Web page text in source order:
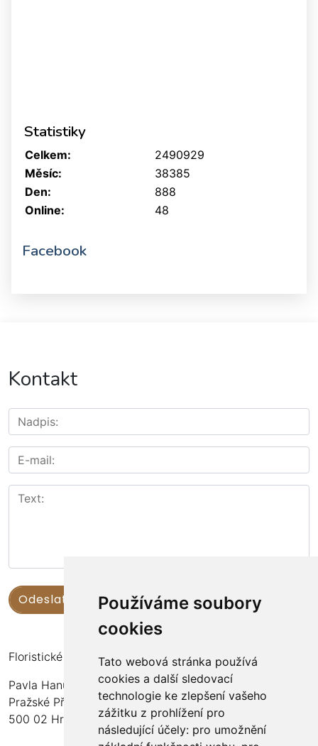
Používáme soubory
cookies
Tato webová stránka používá
cookies a další sledovací
technologie ke zlepšení vašeho
zážitku z prohlížení pro
následující účely: pro umožnění
Statistiky
Online: 48
Celkem:
2490929
Měsíc:
38385
Den:
888
Facebook
Kontakt
Floristické kurzy Violet - Bc. Veronika Němečková
Pavla Hanuše 252
Pražské Předměstí
500 02 Hradec Králové